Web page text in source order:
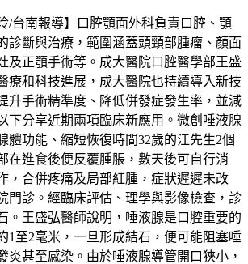
/台南報導】口腔顎面外科負責口腔、顎
診斷與治療，範圍涵蓋頭頸部腫瘤、顏面
及正顎手術等。成大醫院口腔醫學部王盛
療和科技進展，成大醫院也持續導入新技
升手術精準度、降低併發症發生率，並減
下分享近期兩項臨床新應用。微創唾液腺
功能、縮短恢復時間32歲的江先生2個
在進食後便反覆腫脹，數天後可自行消
，合併疼痛及局部紅腫，症狀遲遲未改
門診。經臨床評估、理學與影像檢查，診
。王盛弘醫師說明，唾液腺是口腔重要的
1至2毫米，一旦形成結石，便可能阻塞唾
炎甚至感染。由於唾液腺導管開口狹小，